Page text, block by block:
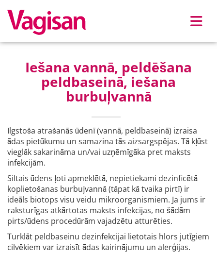
Iešana vannā, peldēšana
peldbaseinā, iešana
burbuļvannā
Ilgstoša atrašanās ūdenī (vannā, peldbaseinā) izraisa
ādas pietūkumu un samazina tās aizsargspējas. Tā kļūst
vieglāk sakarināma un/vai uzņēmīgāka pret maksts
infekcijām.
Siltais ūdens ļoti apmeklētā, nepietiekami dezinficētā
koplietošanas burbuļvannā (tāpat kā tvaika pirtī) ir
ideāls biotops visu veidu mikroorganismiem. Ja jums ir
raksturīgas atkārtotas maksts infekcijas, no šādām
pirts/ūdens procedūrām vajadzētu atturēties.
Turklāt peldbaseinu dezinfekcijai lietotais hlors jutīgiem
cilvēkiem var izraisīt ādas kairinājumu un alerģijas.